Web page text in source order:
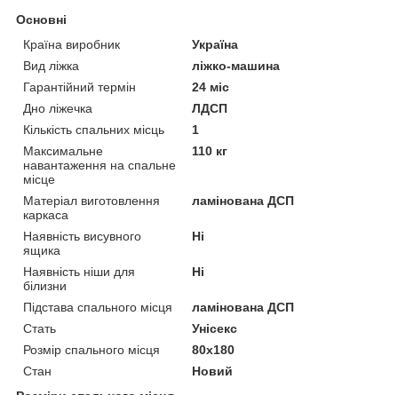
Основні
Країна виробник
Україна
Вид ліжка
ліжко-машина
Гарантійний термін
24 міс
Дно ліжечка
ЛДСП
Кількість спальних місць
1
Максимальне
навантаження на спальне
місце
110 кг
Матеріал виготовлення
каркаса
ламінована ДСП
Наявність висувного
ящика
Ні
Наявність ніши для
білизни
Ні
Підстава спального місця
ламінована ДСП
Стать
Унісекс
Розмір спального місця
80х180
Стан
Новий